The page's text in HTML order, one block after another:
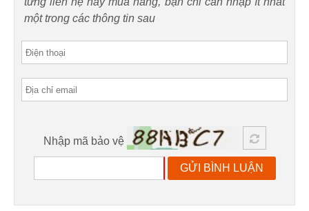
một trong các thông tin sau
Nhập mã bảo vệ
GỬI BÌNH LUẬN